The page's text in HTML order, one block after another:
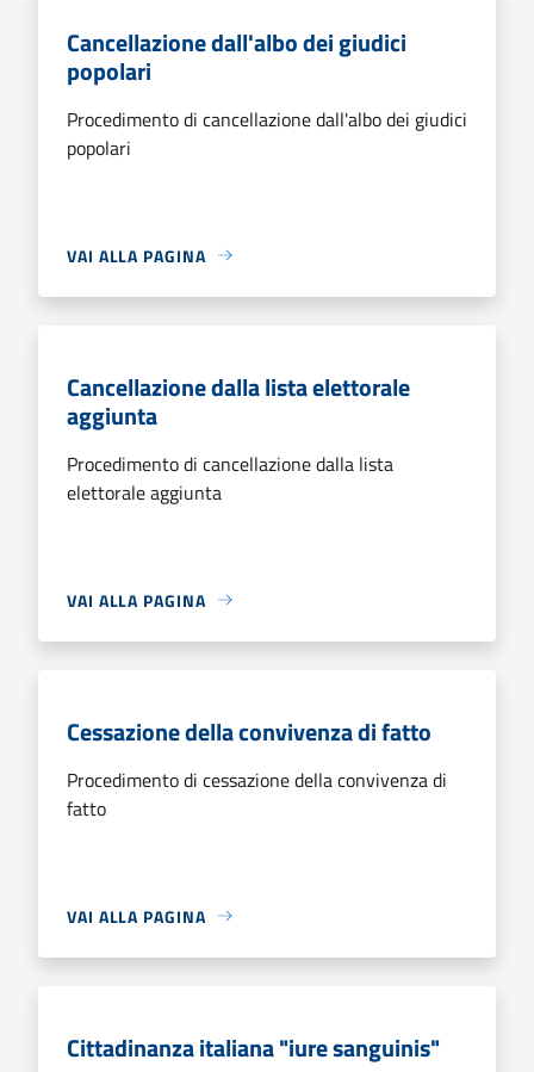
Cancellazione dall'albo dei giudici
popolari
Procedimento di cancellazione dall'albo dei giudici
popolari
VAI ALLA PAGINA
Cancellazione dalla lista elettorale
aggiunta
Procedimento di cancellazione dalla lista
elettorale aggiunta
VAI ALLA PAGINA
Cessazione della convivenza di fatto
Procedimento di cessazione della convivenza di
fatto
VAI ALLA PAGINA
Cittadinanza italiana "iure sanguinis"